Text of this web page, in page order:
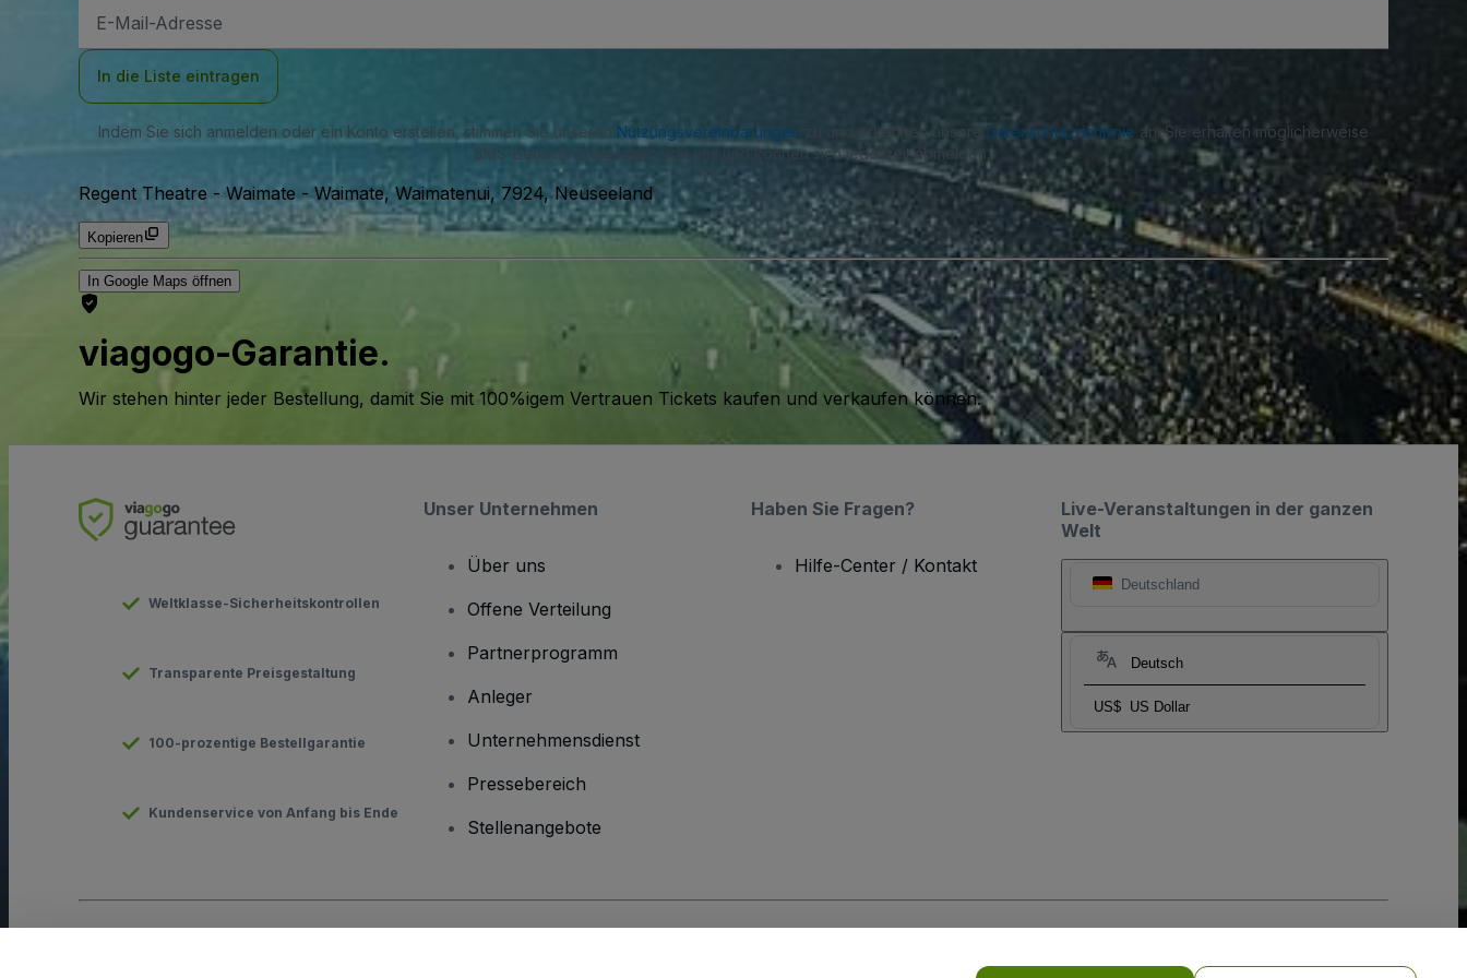
Mail-
In die Liste eintragen
Indem Sie sich anmelden oder ein Konto erstellen, stimmen Sie unseren Nutzungsvereinbarungen zu und erkennen unsere Datenschutzrichtlinie an. Sie erhalten möglicherweise
SMS-Benachrichtigungen von uns und können sich jederzeit abmelden.
Regent Theatre - Waimate -Waimate, Waimatenui, 7924, Neuseeland
Kopieren
In Google Maps öffnen
viagogo-Garantie.
Wir stehen hinter jeder Bestellung, damit Sie mit 100%igem Vertrauen Tickets kaufen und verkaufen können.
Live-Veranstaltungen in der ganzen
Welt
Deutschland
Deutsch
US$ US Dollar
Weltklasse-Sicherheitskontrollen
Transparente Preisgestaltung
100-prozentige Bestellgarantie
Kundenservice von Anfang bis Ende
Unser Unternehmen
Über uns
Offene Verteilung
Partnerprogramm
Anleger
Unternehmensdienst
Pressebereich
Stellenangebote
Haben Sie Fragen?
Hilfe-Center / Kontakt
Cookie-RichtlinieundDatenschutzrichtlinie für Mobilanwendungen